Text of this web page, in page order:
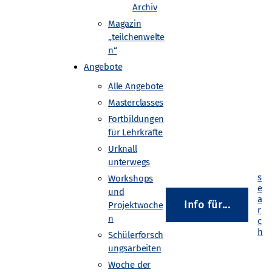
Archiv
Magazin
„teilchenwelte
n“
Angebote
Alle Angebote
Masterclasses
Fortbildungen
für Lehrkräfte
Urknall
unterwegs
Workshops
und
Projektwoche
n
Schülerforsch
ungsarbeiten
Woche der
Info für...
Macht mit beim
Lehrkräfte auf der ganzen
mit
Teilchen, der Analyse
bei der Arbeit in einer